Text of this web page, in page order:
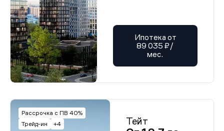
Ипотека от
89 035 ₽/
мес.
Рассрочка с ПВ 40%
Трейд-ин
+4
Тейт